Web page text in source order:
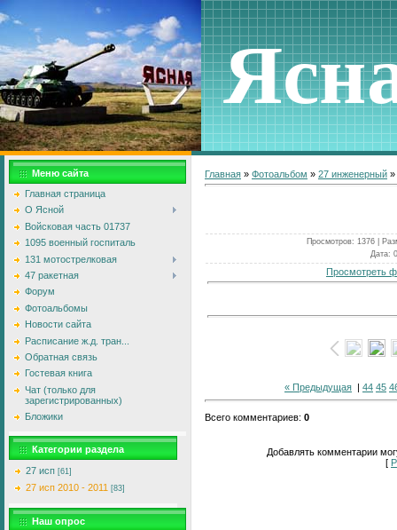
Меню сайта
Главная страница
О Ясной
Войсковая часть 01737
1095 военный госпиталь
131 мотострелковая
47 ракетная
Форум
Фотоальбомы
Новости сайта
Расписание ж.д. тран...
Обратная связь
Гостевая книга
Чат (только для
зарегистрированных)
Бложики
Категории раздела
27 исп [61]
27 исп 2010 - 2011 [83]
Наш опрос
Главная » Фотоальбом » 27 инженерный »
Просмотров: 1376 |
Дата:
Просмотреть
« Предыдущая | 44 45
Всего комментариев: 0
Добавлять комментарии
[